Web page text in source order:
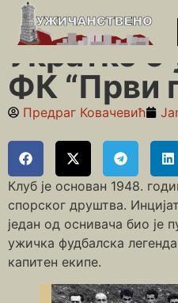
Почетна»Спортисти»
Укратко
ФК “Први
Предраг Ковачевић
Клуб је основан 1948.
спорског друштва.
један од оснивача био је
ужичка фудбалска
капитен екипе.